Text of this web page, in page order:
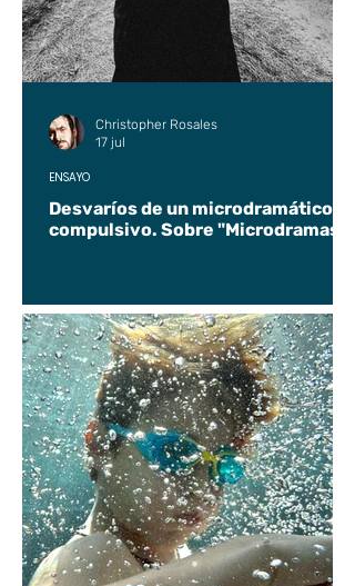
Desvaríos de un microdramático
compulsivo. Sobre "Microdramas".
ENSAYO
Christopher Rosales
17 jul